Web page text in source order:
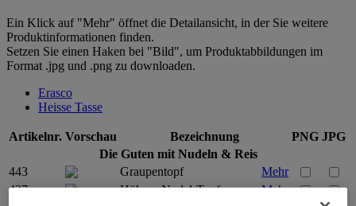
Ein Klick auf "Mehr" öffnet die Detailansicht, in der Sie weitere
Produktinformationen finden.
Setzen Sie einen Haken bei "Bild", um Produktabbildungen im
Format .jpg und .png zu downloaden.
Erasco
Heisse Tasse
Artikelnr. Vorschau Bezeichnung PNG JPG
Die Guten mit Nudeln & Reis
443
Graupentopf
Mehr
437
Hühner Nudel-Topf
Mehr